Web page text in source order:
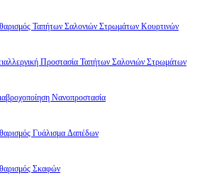
Ταπήτων Σαλονιών Στρωμάτων Κουρτινών
Προστασία Ταπήτων Σαλονιών Στρωμάτων
Νανοπροστασία
Γυάλισμα Δαπέδων
Σκαφών